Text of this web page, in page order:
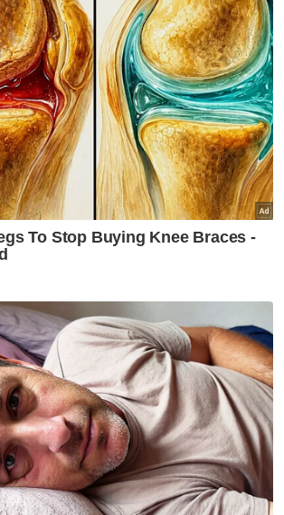
beberapa kementerian
Perdagangan
Kementerian Pertahanan
Dalam Negeri.
puncak kerjayanya
memegang jawatan sebagai
Negara Malaysia yang ke-14
beliau diberi